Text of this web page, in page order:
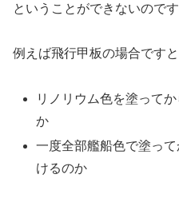
ということができないのです
例えば飛行甲板の場合ですと
リノリウム色を塗って
か
一度全部艦船色で塗っ
けるのか